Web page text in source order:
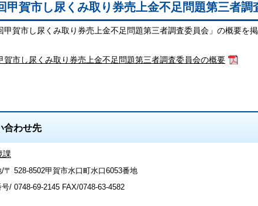
甲賀市し尿くみ取り券売上金不足問題第三者調
甲賀市し尿くみ取り券売上金不足問題第三者調査委員会」の概要を掲
賀市し尿くみ取り券売上金不足問題第三者調査委員会の概要
合わせ先
課
/〒 528-8502甲賀市水口町水口6053番地
号/ 0748-69-2145 FAX/0748-63-4582